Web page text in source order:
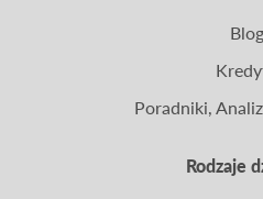
Rodzaje
Blog
Poradniki,